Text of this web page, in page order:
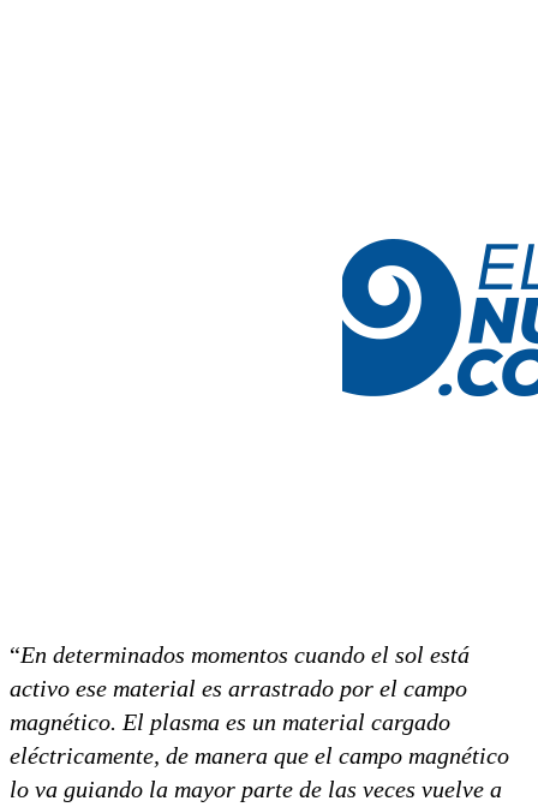
“En determinados momentos cuando el sol está
activo ese material es arrastrado por el campo
magnético. El plasma es un material cargado
eléctricamente, de manera que el campo magnético
lo va guiando la mayor parte de las veces vuelve a